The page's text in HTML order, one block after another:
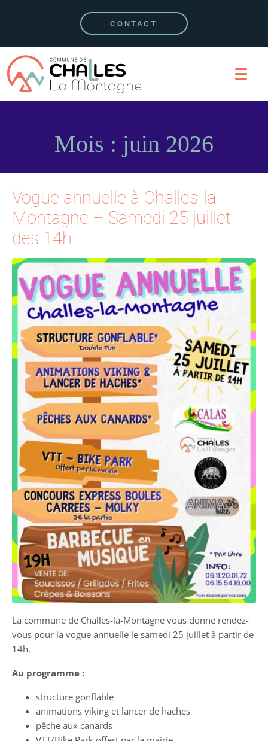
CONTACT
Mois : juin 2026
Vogue annuelle à Challes-la-
Montagne – Samedi 25 juillet
dès 14h
La commune de Challes-la-Montagne vous donne rendez-
vous pour la vogue annuelle le samedi 25 juillet à partir de
14h.
Au programme :
structure gonflable
animations viking et lancer de haches
pêche aux canards